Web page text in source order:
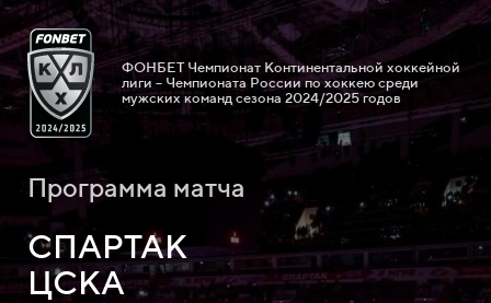
ФОНБЕТ Чемпионат Континентальной хоккейной
лиги – Чемпионата России по хоккею среди
мужских команд сезона 2024/2025 годов
Программа матча
СПАРТАК
ЦСКА